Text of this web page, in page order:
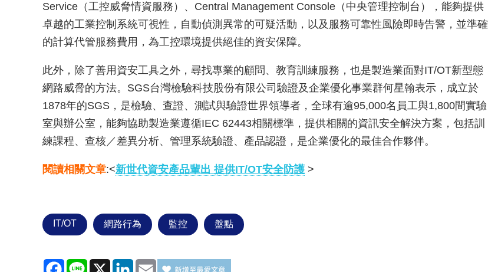
Service（工控威脅情資服務）、Central Management Console（中央管理控制台），能夠提供
卓越的工業控制系統可視性，自動偵測異常的可疑活動，以及服務可靠性風險即時告警，並準確
的計算代管服務費用，為工控環境提供絕佳的資安保障。
此外，除了善用資安工具之外，尋找專業的顧問、教育訓練服務，也是製造業面對IT/OT新型態
網路威脅的方法。SGS台灣檢驗科技股份有限公司驗證及企業優化事業群何星翰表示，成立於
1878年的SGS，是檢驗、查證、測試與驗證世界領導者，全球有逾95,000名員工與1,800間實驗
室與辦公室，能夠協助製造業遵循IEC 62443相關標準，提供相關的資訊安全解決方案，包括訓
練課程、查核／差異分析、管理系統驗證、產品認證，是企業優化的最佳合作夥伴。
閱讀相關文章:<新世代資安產品輩出 提供IT/OT安全防護 >
IT/OT 網路行為 監控 盤點
Facebook
Line X LinkedInEmail